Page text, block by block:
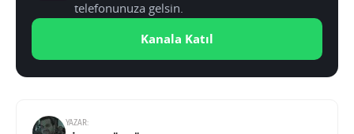
telefonunuza gelsin.
Kanala Katıl
YAZAR: